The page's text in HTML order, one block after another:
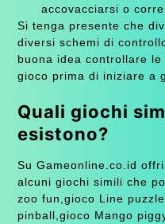
accovacciarsi o
Si tenga presente che
diversi schemi di
buona idea controllare
gioco prima di iniziare a
Quali giochi
esistono?
Su Gameonline.co.id
alcuni giochi simili che
zoo fun,gioco Line
pinball,gioco Mango